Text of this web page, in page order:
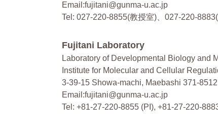
Email:fujitani@gunma-u.ac.jp
Tel: 027-220-8855(教授室)、027-220-
Fujitani Laboratory
Laboratory of Developmental Biology and
Institute for Molecular and Cellular
3-39-15 Showa-machi, Maebashi 371-
Email:fujitani@gunma-u.ac.jp
Tel: +81-27-220-8855 (PI), +81-27-220-